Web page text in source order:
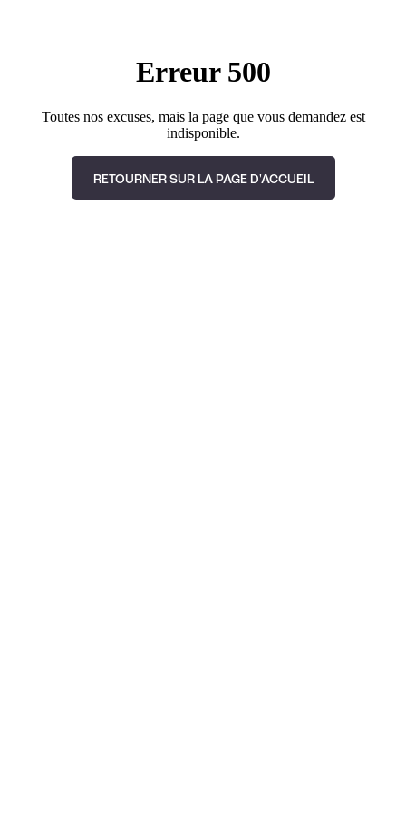
Erreur 500
Toutes nos excuses, mais la page que vous demandez est
indisponible.
RETOURNER SUR LA PAGE D'ACCUEIL